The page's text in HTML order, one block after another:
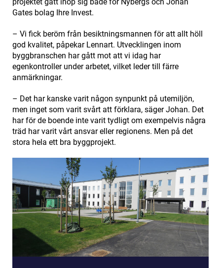
Gates bolag Ihre Invest.
– Vi fick beröm från besiktningsmannen för att allt höll
god kvalitet, påpekar Lennart. Utvecklingen inom
byggbranschen har gått mot att vi idag har
egenkontroller under arbetet, vilket leder till färre
anmärkningar.
– Det har kanske varit någon synpunkt på utemiljön,
men inget som varit svårt att förklara, säger Johan. Det
har för de boende inte varit tydligt om exempelvis några
träd har varit vårt ansvar eller regionens. Men på det
stora hela ett bra byggprojekt.